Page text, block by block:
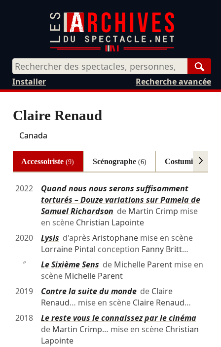
Recherche avancée
Installer
Claire Renaud
Canada
Accessoiriste(9) Scénographe (6) Costumière
2022
Quand nous nous serons suffisamment
torturés – Douze variations sur Pamela de
Samuel Richardson de Martin Crimp mise
en scène Christian Lapointe
2020
Lysis d'après Aristophanemise en scène
Lorraine Pintal conception Fanny Britt…
″
Le Sixième Sens de Michelle Parentmise en
scène Michelle Parent
2019
Contre la suite du mondede Claire
Renaud… mise en scène Claire Renaud…
2018
Le reste vous le connaissez par le cinéma
de Martin Crimp… mise en scène Christian
Lapointe